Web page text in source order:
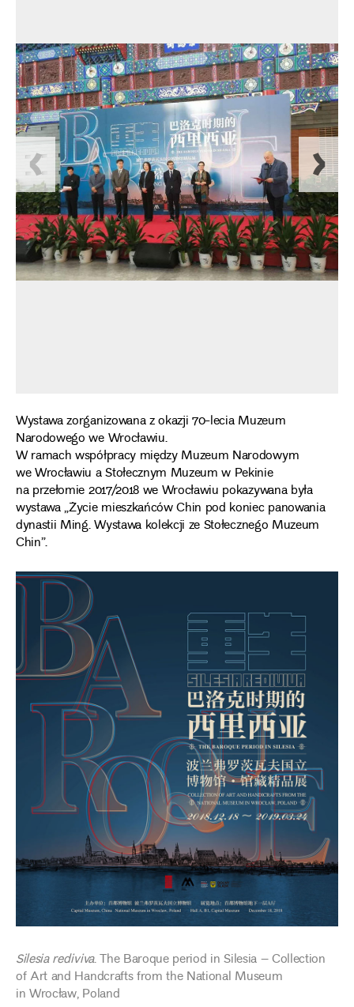
Wystawa zorganizowana z okazji 70-lecia Muzeum
Narodowego we Wrocławiu.
W ramach współpracy między Muzeum Narodowym
we Wrocławiu a Stołecznym Muzeum w Pekinie
na przełomie 2017/2018 we Wrocławiu pokazywana była
wystawa „Życie mieszkańców Chin pod koniec panowania
dynastii Ming. Wystawa kolekcji ze Stołecznego Muzeum
Chin”.
Silesia rediviva. The Baroque period in Silesia – Collection
of Art and Handcrafts from the National Museum
in Wrocław, Poland